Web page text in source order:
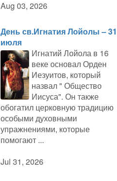
Aug 03, 2026
День св.Игнатия Лойолы – 31
июля
Игнатий Лойола в 16
веке основал Орден
Иезуитов, который
назвал " Общество
Иисуса". Он также
обогатил церковную традицию
особыми духовными
упражнениями, которые
помогают ...
Jul 31, 2026